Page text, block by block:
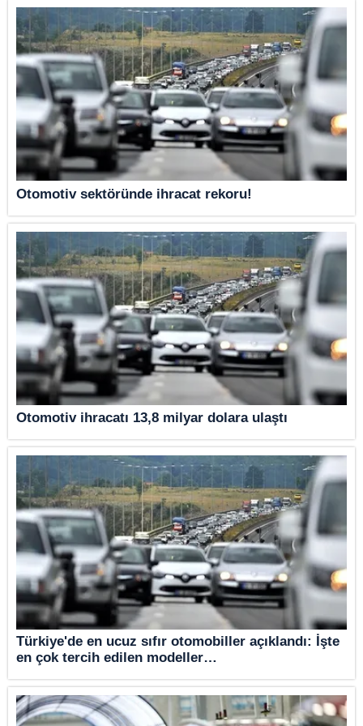
Otomotiv sektöründe ihracat rekoru!
Otomotiv ihracatı 13,8 milyar dolara ulaştı
Türkiye'de en ucuz sıfır otomobiller açıklandı: İşte
en çok tercih edilen modeller…